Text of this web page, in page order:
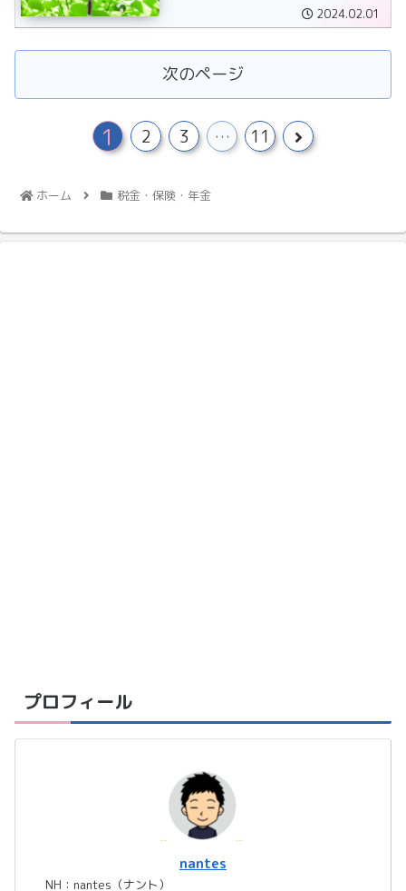
2024.02.01
次のページ
1 2 3 … 11
ホーム 税金・保険・年金
プロフィール
nantes
NH：nantes（ナント）